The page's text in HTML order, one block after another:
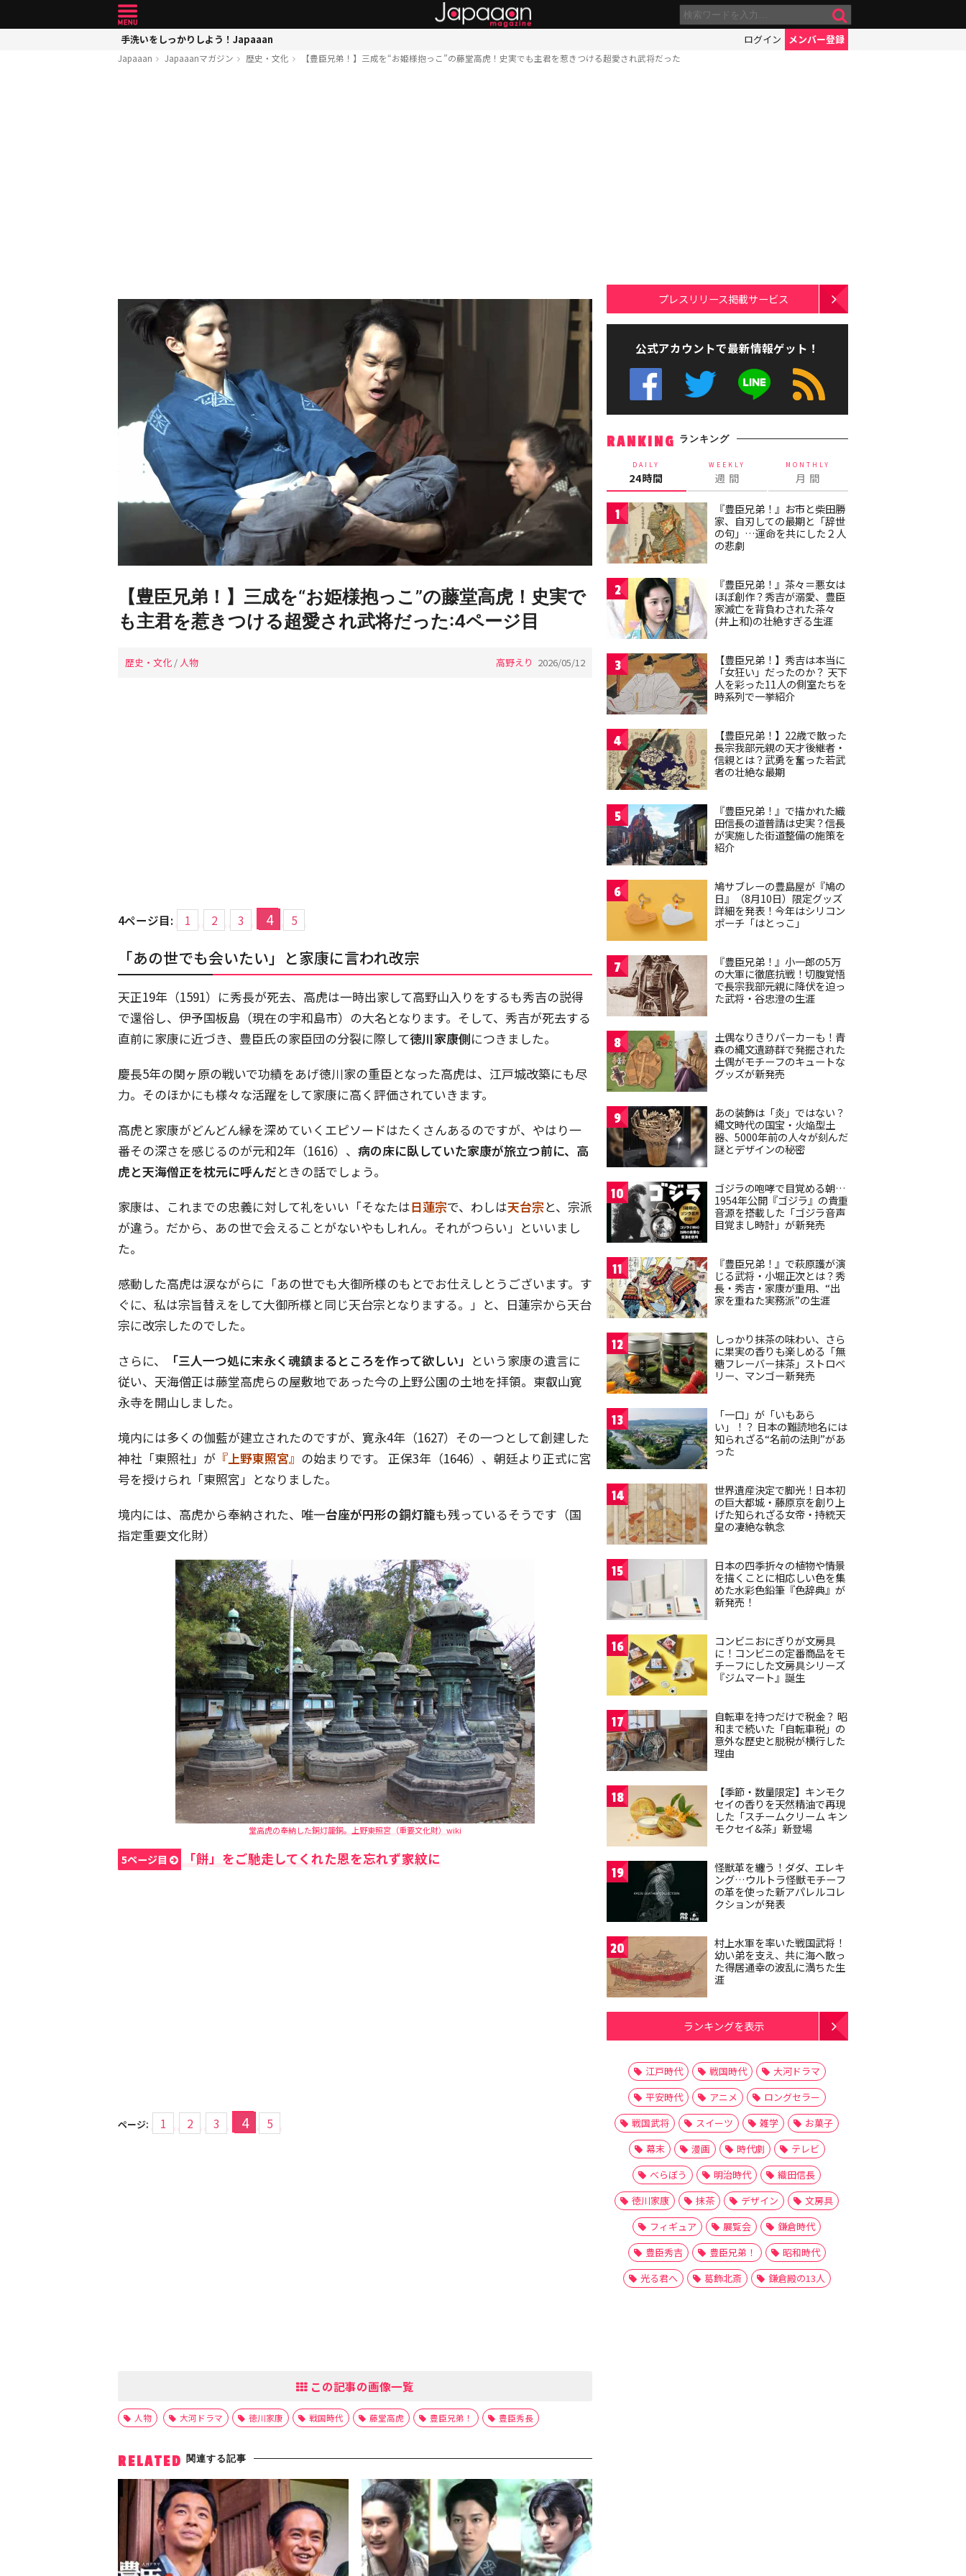
手洗いをしっかりしよう！Japaaan ログイン メンバー登録
Japaaan Japaaanマガジン 歴史・文化 【豊臣兄弟！】三成を“お姫様抱っこ”の藤堂高虎！史実でも主君を惹きつける超愛され武将だった
【豊臣兄弟！】三成を“お姫様抱っこ”の藤堂高虎！史実で
も主君を惹きつける超愛され武将だった:4ページ目
歴史・文化 / 人物 高野えり 2026/05/12
4ページ目: 1 2 3 4 5
「あの世でも会いたい」と家康に言われ改宗
天正19年（1591）に秀長が死去、高虎は一時出家して高野山入りをするも秀吉の説得
で還俗し、伊予国板島（現在の宇和島市）の大名となります。そして、秀吉が死去する
直前に家康に近づき、豊臣氏の家臣団の分裂に際して徳川家康側につきました。
慶長5年の関ヶ原の戦いで功績をあげ徳川家の重臣となった高虎は、江戸城改築にも尽
力。そのほかにも様々な活躍をして家康に高く評価されていきます。
高虎と家康がどんどん縁を深めていくエピソードはたくさんあるのですが、やはり一
番その深さを感じるのが元和2年（1616）、 病の床に臥していた家康が旅立つ前に、高
虎と天海僧正を枕元に呼んだときの話でしょう。
家康は、これまでの忠義に対して礼をいい「そなたは日蓮宗で、わしは天台宗と、宗派
が違う。だから、あの世で会えることがないやもしれん。それがつらい」といいまし
た。
感動した高虎は涙ながらに「あの世でも大御所様のもとでお仕えしとうございます。す
ぐに、私は宗旨替えをして大御所様と同じ天台宗となりまする。」と、日蓮宗から天台
宗に改宗したのでした。
さらに、
「三人一つ処に末永く魂鎮まるところを作って欲しい」 という家康の遺言に
従い、天海僧正は藤堂高虎らの屋敷地であった今の上野公園の土地を拝領。東叡山寛
永寺を開山しました。
境内には多くの伽藍が建立されたのですが、寛永4年（1627）その一つとして創建した
神社「東照社」が 『上野東照宮』 の始まりです。 正保3年（1646）、朝廷より正式に宮
号を授けられ「東照宮」となりました。
境内には、高虎から奉納された、唯一台座が円形の銅灯籠も残っているそうです（国
指定重要文化財）
堂高虎の奉納した銅灯籠銅。上野東照宮（重要文化財）wiki
5ページ目 「餅」をご馳走してくれた恩を忘れず家紋に
ページ: 1 2 3 4 5
この記事の画像一覧
人物 大河ドラマ 徳川家康 戦国時代 藤堂高虎 豊臣兄弟！ 豊臣秀長
RELATED 関連する記事
プレスリリース掲載サービス
公式アカウントで最新情報ゲット！
RANKING ランキング
DAILY
24時間
WEEKLY
週 間
MONTHLY
月 間
1
『豊臣兄弟！』お市と柴田勝
家、自刃しての最期と「辞世
の句」…運命を共にした２人
の悲劇
2
『豊臣兄弟！』茶々＝悪女は
ほぼ創作？秀吉が溺愛、豊臣
家滅亡を背負わされた茶々
(井上和)の壮絶すぎる生涯
3
【豊臣兄弟！】秀吉は本当に
「女狂い」だったのか？ 天下
人を彩った11人の側室たちを
時系列で一挙紹介
4
【豊臣兄弟！】22歳で散った
長宗我部元親の天才後継者・
信親とは？武勇を奮った若武
者の壮絶な最期
5
『豊臣兄弟！』で描かれた織
田信長の道普請は史実？信長
が実施した街道整備の施策を
紹介
6
鳩サブレーの豊島屋が『鳩の
日』（8月10日）限定グッズ
詳細を発表！今年はシリコン
ポーチ「はとっこ」
7
『豊臣兄弟！』小一郎の5万
の大軍に徹底抗戦！切腹覚悟
で長宗我部元親に降伏を迫っ
た武将・谷忠澄の生涯
8
土偶なりきりパーカーも！青
森の縄文遺跡群で発掘された
土偶がモチーフのキュートな
グッズが新発売
9
あの装飾は「炎」ではない？
縄文時代の国宝・火焔型土
器、5000年前の人々が刻んだ
謎とデザインの秘密
10
ゴジラの咆哮で目覚める朝…
1954年公開『ゴジラ』の貴重
音源を搭載した「ゴジラ音声
目覚まし時計」が新発売
11
『豊臣兄弟！』で萩原護が演
じる武将・小堀正次とは？秀
長・秀吉・家康が重用、“出
家を重ねた実務派”の生涯
12
しっかり抹茶の味わい、さら
に果実の香りも楽しめる「無
糖フレーバー抹茶」ストロベ
リー、マンゴー新発売
13
「一口」が「いもあら
い」！？ 日本の難読地名には
知られざる“名前の法則”があ
った
14
世界遺産決定で脚光！日本初
の巨大都城・藤原京を創り上
げた知られざる女帝・持統天
皇の凄絶な執念
15
日本の四季折々の植物や情景
を描くことに相応しい色を集
めた水彩色鉛筆『色辞典』が
新発売！
16
コンビニおにぎりが文房具
に！コンビニの定番商品をモ
チーフにした文房具シリーズ
『ジムマート』誕生
17
自転車を持つだけで税金？ 昭
和まで続いた「自転車税」の
意外な歴史と脱税が横行した
理由
18
【季節・数量限定】キンモク
セイの香りを天然精油で再現
した「スチームクリーム キン
モクセイ&茶」新登場
19
怪獣革を纏う！ダダ、エレキ
ング…ウルトラ怪獣モチーフ
の革を使った新アパレルコレ
クションが発表
20
村上水軍を率いた戦国武将！
幼い弟を支え、共に海へ散っ
た得居通幸の波乱に満ちた生
涯
ランキングを表示
江戸時代 戦国時代
大河ドラマ
平安時代
アニメ
ロングセラー
戦国武将
スイーツ 雑学
お菓子
幕末
漫画 時代劇
テレビ
べらぼう
明治時代
織田信長
徳川家康
抹茶 デザイン
文房具
フィギュア
展覧会
鎌倉時代
豊臣秀吉
豊臣兄弟！
昭和時代
光る君へ
葛飾北斎 鎌倉殿の13人